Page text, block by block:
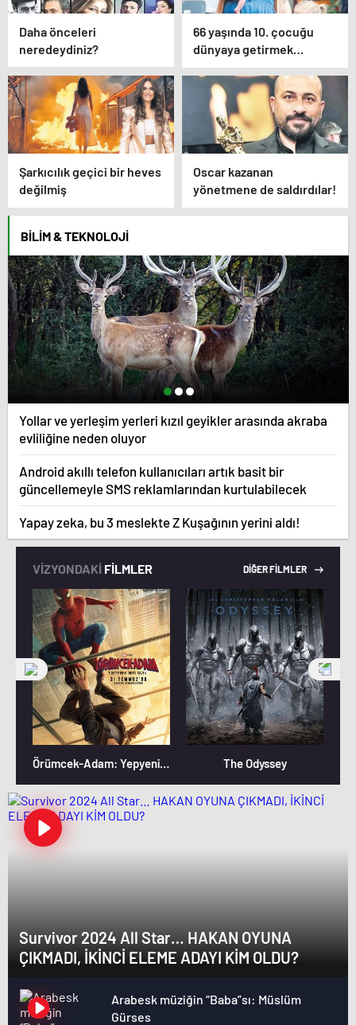
Daha önceleri
neredeydiniz?
66 yaşında 10. çocuğu
dünyaya getirmek…
Şarkıcılık geçici bir heves
değilmiş
Oscar kazanan
yönetmene de saldırdılar!
BILIM & TEKNOLOJI
Yollar ve yerleşim yerleri kızıl geyikler arasında akraba
evliliğine neden oluyor
Android akıllı telefon kullanıcıları artık basit bir
güncellemeyle SMS reklamlarından kurtulabilecek
Yapay zeka, bu 3 meslekte Z Kuşağının yerini aldı!
VİZYONDAKİ FİLMLER DİĞER FİLMLER
Örümcek-Adam: Yepyeni Bir Gün The Odyssey
Survivor 2024 All Star… HAKAN OYUNA
ÇIKMADI, İKİNCİ ELEME ADAYI KİM OLDU?
Arabesk müziğin “Baba”sı: Müslüm
Gürses